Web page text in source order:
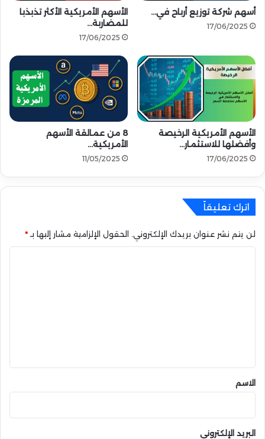
ص
ل
ع
ى
م
س
و
ي
ا
ه
أسهم شركة توزيع أرباح في…
17/06/2025
الأسهم الأمريكية الأكثر تذبذبا
للمضاربة…
17/06/2025
الأسهم الأمريكية الرخيصة
وأفضلها للاستثمار…
17/06/2025
8 من عمالقة الأسهم
الأمريكية…
11/05/2025
اترك تعليقاً
لن يتم نشر عنوان بريدك الإلكتروني. الحقول الإلزامية مشار إليها بـ*
*الاسم
البريد الإلكتروني